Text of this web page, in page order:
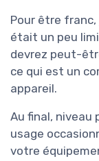
Pour être
était un peu
devrez peut-
ce qui est un
appareil.
Au final, niveau
usage
votre